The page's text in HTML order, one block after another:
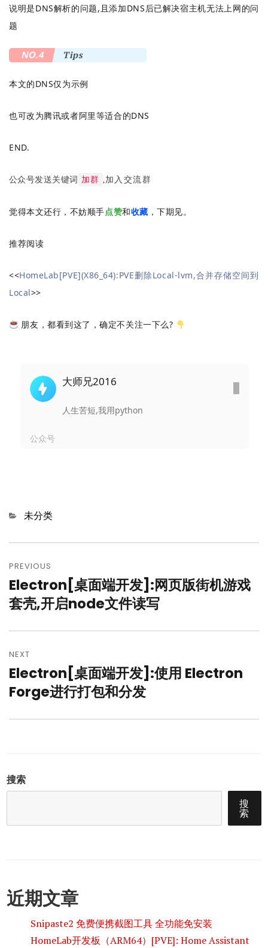
说明是DNS解析的问题,且添加DNS后已解决宿主机无法上网的问
题
NO.4 Tips
本文的DNS仅为示例
也可改为腾讯或者阿里等适合的DNS
END.
公众号发送关键词 加群 ,加入交流群
觉得本文还行，不妨顺手点赞和收藏 ，下期见。
推荐阅读
<<HomeLab[PVE](X86_64):PVE删除Local-lvm,合并存储空间到
Local>>
朋友，都看到这了，确定不关注一下么?
大师兄2016
人生苦短,我用python
公众号
Categories
未分类
章
导
航
PREVIOUS
Previous
post:
Electron[桌面端开发]:网页版街机游戏
套壳,开启node文件读写
NEXT
Next
post:
Electron[桌面端开发]:使用 Electron
Forge进行打包和分发
搜索
搜
索
近期文章
Snipaste2 免费便携截图工具 全功能免安装
HomeLab开发板（ARM64）[PVE]: Home Assistant